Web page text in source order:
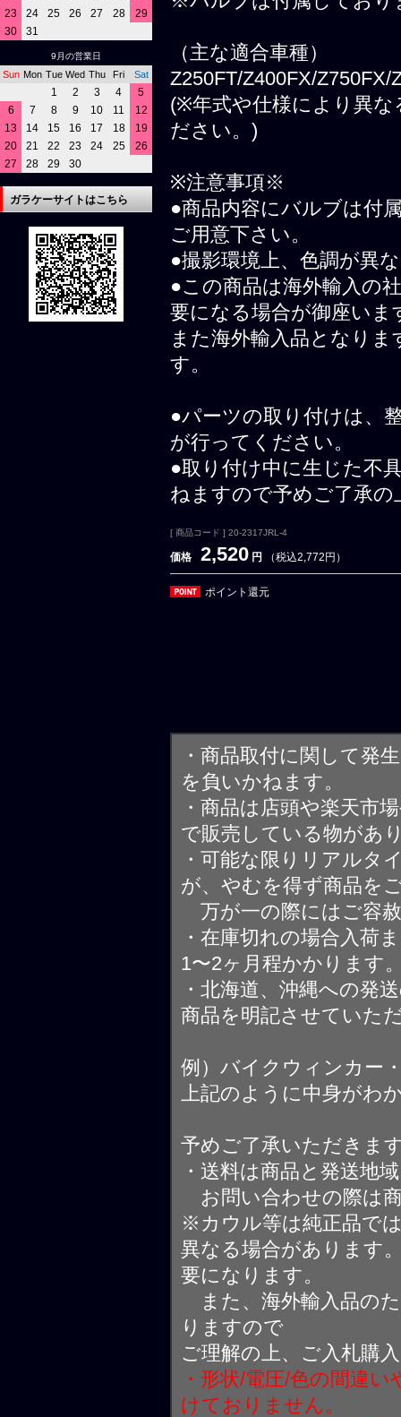
（主な適合車種）
Z250FT/Z400FX/
(※年式や仕様により異な
ださい。)
※注意事項※
●商品内容にバルブは付
ご用意下さい。
●撮影環境上、色調が異
●この商品は海外輸入の
要になる場合が御座いま
また海外輸入品となり
す。
●パーツの取り付けは、
が行ってください。
●取り付け中に生じた不
ねますので予めご了承
[ 商品コード ] 20-2317JRL-4
価格 2,520 円 （税込2,772円）
ポイント還元
・商品取付に関して発
を負いかねます。
・商品は店頭や楽天市
で販売している物があ
・可能な限りリアルタ
が、やむを得ず商品を
万が一の際にはご容
・在庫切れの場合入荷
1〜2ヶ月程かかります
・北海道、沖縄への発
商品を明記させていた
例）バイクウィンカー
上記のように中身がわ
予めご了承いただきま
・送料は商品と発送地
お問い合わせの際は
※カウル等は純正品で
異なる場合があります
要になります。
また、海外輸入品の
りますので
ご理解の上、ご入札購
・形状/電圧/色の間違
けておりません。
23
24 25 26 27 28
29
30
31
9月の営業日
Sun Mon Tue Wed Thu Fri Sat
1 2 3 4
5
6
7 8 9 10 11
12
13
14 15 16 17 18
19
20
21 22 23 24 25
26
27
28 29 30
ガラケーサイトはこちら